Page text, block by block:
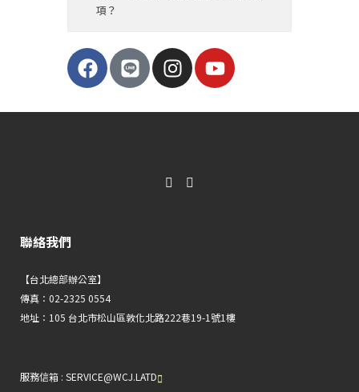
項？
聯絡我們
【台北總部辦公室】
傳真：02-2325 0554
地址：105 台北市松山區敦化北路222巷19-1號1樓
服務信箱 : SERVICE@WCJ.LATD